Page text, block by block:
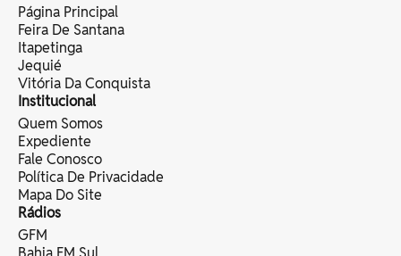
Página Principal
Feira De Santana
Itapetinga
Jequié
Vitória Da Conquista
Institucional
Quem Somos
Expediente
Fale Conosco
Política De Privacidade
Mapa Do Site
Rádios
GFM